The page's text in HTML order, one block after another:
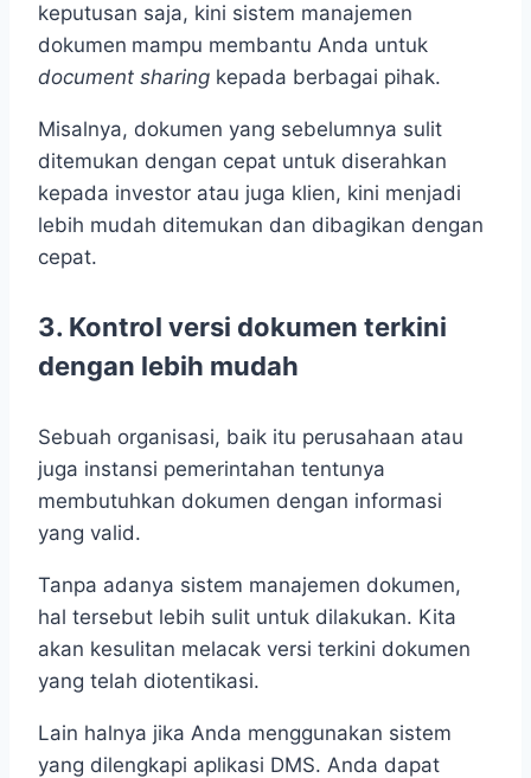
keputusan saja, kini sistem manajemen
dokumen mampu membantu Anda untuk
document sharing kepada berbagai pihak.
Misalnya, dokumen yang sebelumnya sulit
ditemukan dengan cepat untuk diserahkan
kepada investor atau juga klien, kini menjadi
lebih mudah ditemukan dan dibagikan dengan
cepat.
3. Kontrol versi dokumen terkini
dengan lebih mudah
Sebuah organisasi, baik itu perusahaan atau
juga instansi pemerintahan tentunya
membutuhkan dokumen dengan informasi
yang valid.
Tanpa adanya sistem manajemen dokumen,
hal tersebut lebih sulit untuk dilakukan. Kita
akan kesulitan melacak versi terkini dokumen
yang telah diotentikasi.
Lain halnya jika Anda menggunakan sistem
yang dilengkapi aplikasi DMS. Anda dapat